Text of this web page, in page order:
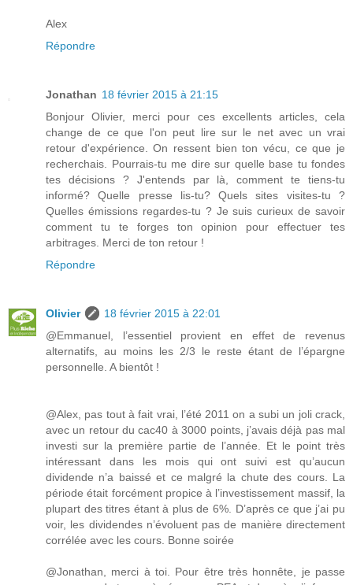
Alex
Répondre
Jonathan 18 février 2015 à 21:15
Bonjour Olivier, merci pour ces excellents articles, cela
change de ce que l'on peut lire sur le net avec un vrai
retour d'expérience. On ressent bien ton vécu, ce que je
recherchais. Pourrais-tu me dire sur quelle base tu fondes
tes décisions ? J'entends par là, comment te tiens-tu
informé? Quelle presse lis-tu? Quels sites visites-tu ?
Quelles émissions regardes-tu ? Je suis curieux de savoir
comment tu te forges ton opinion pour effectuer tes
arbitrages. Merci de ton retour !
Répondre
Olivier
18 février 2015 à 22:01
@Emmanuel, l’essentiel provient en effet de revenus
alternatifs, au moins les 2/3 le reste étant de l’épargne
personnelle. A bientôt !
@Alex, pas tout à fait vrai, l’été 2011 on a subi un joli crack,
avec un retour du cac40 à 3000 points, j’avais déjà pas mal
investi sur la première partie de l’année. Et le point très
intéressant dans les mois qui ont suivi est qu’aucun
dividende n’a baissé et ce malgré la chute des cours. La
période était forcément propice à l’investissement massif, la
plupart des titres étant à plus de 6%. D’après ce que j’ai pu
voir, les dividendes n’évoluent pas de manière directement
corrélée avec les cours. Bonne soirée
@Jonathan, merci à toi. Pour être très honnête, je passe